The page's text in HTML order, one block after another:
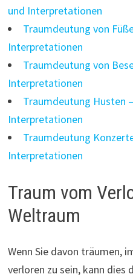
und Interpretationen
Traumdeutung von
Interpretationen
Traumdeutung von
Interpretationen
Traumdeutung Husten
Interpretationen
Traumdeutung
Interpretationen
Traum vom
Weltraum
Wenn Sie davon träumen,
verloren zu sein, kann dies